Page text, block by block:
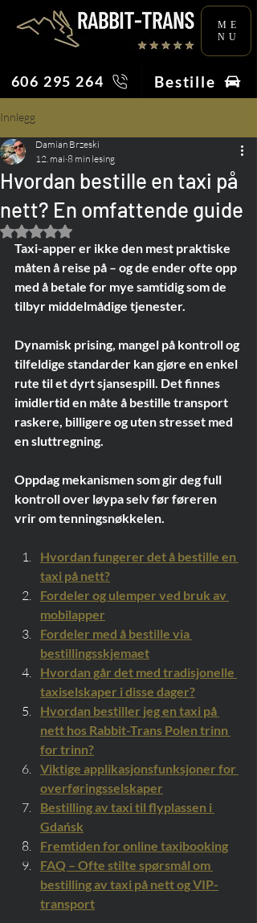
ME
NU
606 295 264 Bestille
Innlegg
Hvordan bestille en taxi på
nett? En omfattende guide
Damian Brzeski
12. mai 8 min lesing
Gitt NaN av 5 stjerner.
Taxi-apper er ikke den mest praktiske
måten å reise på – og de ender ofte opp
med å betale for mye samtidig som de
tilbyr middelmådige tjenester.
Dynamisk prising, mangel på kontroll og
tilfeldige standarder kan gjøre en enkel
rute til et dyrt sjansespill. Det finnes
imidlertid en måte å bestille transport
raskere, billigere og uten stresset med
en sluttregning.
Oppdag mekanismen som gir deg full
kontroll over løypa selv før føreren
vrir om tenningsnøkkelen.
Hvordan fungerer det å bestille en
taxi på nett?
Fordeler og ulemper ved bruk av
mobilapper
Fordeler med å bestille via
bestillingsskjemaet
Hvordan går det med tradisjonelle
taxiselskaper i disse dager?
Hvordan bestiller jeg en taxi på
nett hos Rabbit-Trans Polen trinn
for trinn?
Viktige applikasjonsfunksjoner for
overføringsselskaper
Bestilling av taxi til flyplassen i
Gdańsk
Fremtiden for online taxibooking
FAQ – Ofte stilte spørsmål om
bestilling av taxi på nett og VIP-
transport